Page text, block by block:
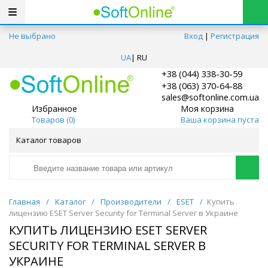
Не выбрано Вход | Регистрация
UA| RU
+38 (044) 338-30-59
+38 (063) 370-64-88
sales@softonline.com.ua
Избранное
Товаров (0)
Моя корзина
Ваша корзина пуста
Каталог товаров
Главная / Каталог / Производители / ESET / Купить
лицензию ESET Server Security for Terminal Server в Украине
КУПИТЬ ЛИЦЕНЗИЮ ESET SERVER
SECURITY FOR TERMINAL SERVER В
УКРАИНЕ